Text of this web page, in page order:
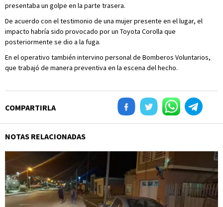
presentaba un golpe en la parte trasera.
De acuerdo con el testimonio de una mujer presente en el lugar, el
impacto habría sido provocado por un Toyota Corolla que
posteriormente se dio a la fuga.
En el operativo también intervino personal de Bomberos Voluntarios,
que trabajó de manera preventiva en la escena del hecho.
COMPARTIRLA
NOTAS RELACIONADAS